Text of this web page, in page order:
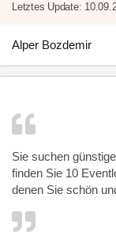
Letztes Update:
Alper Bozdemir
Sie suchen günstige
finden Sie 10
denen Sie schön